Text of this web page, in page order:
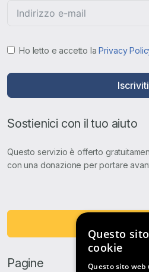
Ho letto e accetto laPrivacy
Iscriviti
Sostienici con il tuo aiuto
Questo servizio è offerto
con una donazione per portare
Pagine
Questo
cookie
Questo sito web